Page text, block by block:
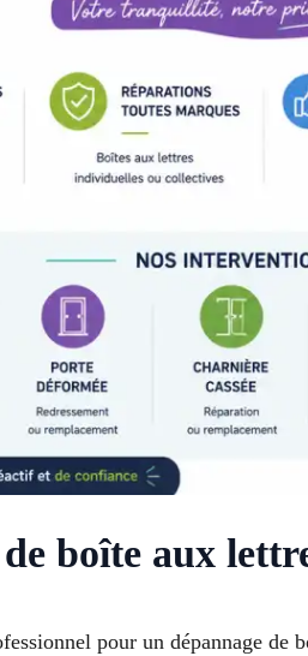
boîte aux
pour un dépannage